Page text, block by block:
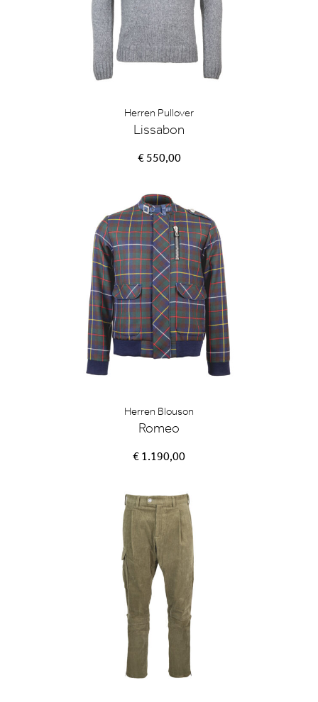
Herren Pullover
Lissabon
€ 550,00
Herren Blouson
Romeo
€ 1.190,00